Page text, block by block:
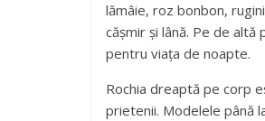
lămâie, roz bonbon,
cășmir și lână. Pe de
pentru viața de noapte.
Rochia dreaptă pe corp
prietenii. Modelele până